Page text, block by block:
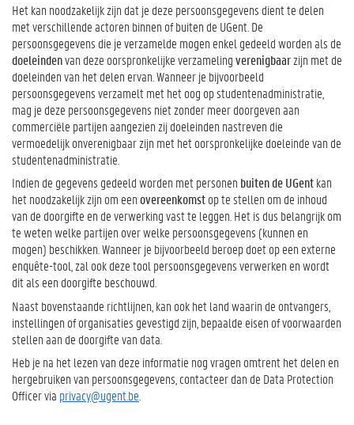
Het kan noodzakelijk zijn dat je deze persoonsgegevens dient te delen
met verschillende actoren binnen of buiten de UGent. De
persoonsgegevens die je verzamelde mogen enkel gedeeld worden als de
doeleindenvan deze oorspronkelijke verzamelingverenigbaarzijn met de
doeleinden van het delen ervan. Wanneer je bijvoorbeeld
persoonsgegevens verzamelt met het oog op studentenadministratie,
mag je deze persoonsgegevens niet zonder meer doorgeven aan
commerciële partijen aangezien zij doeleinden nastreven die
vermoedelijk onverenigbaar zijn met het oorspronkelijke doeleinde van de
studentenadministratie.
Indien de gegevens gedeeld worden met personen buiten de UGentkan
het noodzakelijk zijn om eenovereenkomstop te stellen om de inhoud
van de doorgifte en de verwerking vast te leggen. Het is dus belangrijk om
te weten welke partijen over welke persoonsgegevens (kunnen en
mogen) beschikken. Wanneer je bijvoorbeeld beroep doet op een externe
enquête-tool, zal ook deze tool persoonsgegevens verwerken en wordt
dit als een doorgifte beschouwd.
Naast bovenstaande richtlijnen, kan ook het land waarin de ontvangers,
instellingen of organisaties gevestigd zijn, bepaalde eisen of voorwaarden
stellen aan de doorgifte van data.
Heb je na het lezen van deze informatie nog vragen omtrent het delen en
hergebruiken van persoonsgegevens, contacteer dan de Data Protection
Officer via privacy@ugent.be